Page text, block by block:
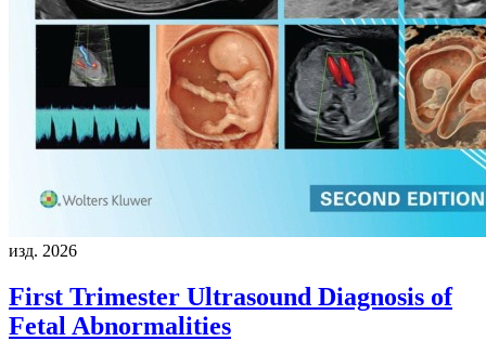
изд. 2026
First Trimester Ultrasound Diagnosis of
Fetal Abnormalities